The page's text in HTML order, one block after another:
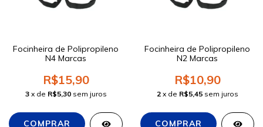
Focinheira de Polipropileno
N4 Marcas
R$15,90
3 x de R$5,30 sem juros
Focinheira de Polipropileno
N2 Marcas
R$10,90
2 x de R$5,45 sem juros